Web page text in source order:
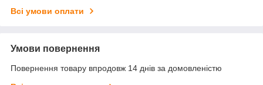
Всі умови оплати
Умови повернення
Повернення товару впродовж 14 днів за домовленістю